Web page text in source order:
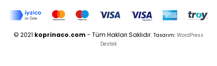
© 2021 koprinaco.com - Tüm Hakları Saklıdır. Tasarım: WordPress
Destek